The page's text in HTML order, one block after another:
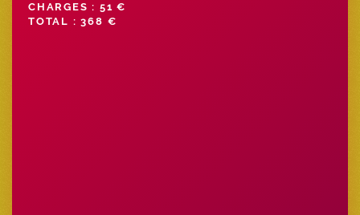
CHARGES : 51 €
TOTAL : 368 €